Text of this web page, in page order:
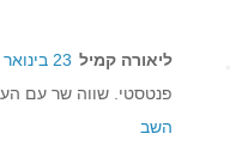
ליאורה קמיל 23 בינואר 2014 בשעה 21:25
פנטסטי. שווה שר עם
השב